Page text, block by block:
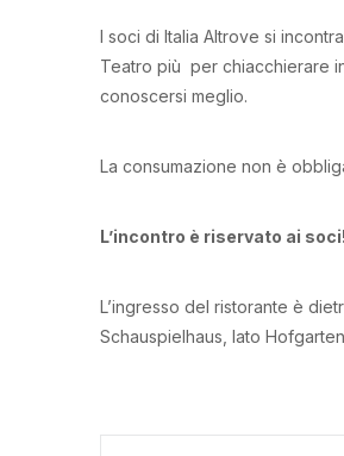
I soci di Italia Altrove si
Teatro più per chiacchierare
conoscersi meglio.
La consumazione non è
L’incontro è riservato ai soci!
L’ingresso del ristorante è
Schauspielhaus, lato